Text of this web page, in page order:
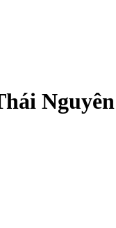
Nguyên